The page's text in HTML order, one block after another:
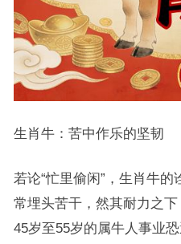
生肖牛：苦中作乐的坚韧
若论“忙里偷闲”，生肖牛的
常埋头苦干，然其耐力之下
45岁至55岁的属牛人事业